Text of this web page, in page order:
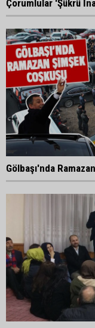
Çorumlular 'Şükrü
Gölbaşı'nda